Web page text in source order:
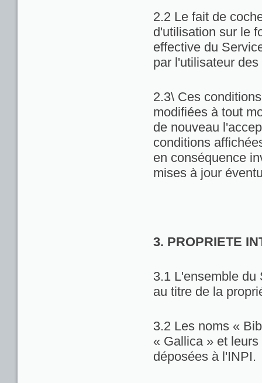
2.2 Le fait de
d'utilisation sur le
effective du
par l'utilisateur
2.3\ Ces
modifiées à tout
de nouveau
conditions
en conséquence
mises à jour
3. PROPRIETE
3.1 L'ensemble du
au titre de la
3.2 Les noms «
« Gallica » et
déposées à l'INPI.